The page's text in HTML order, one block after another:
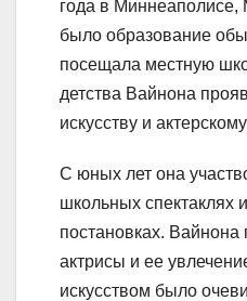
года в Миннеаполисе,
было образование
посещала местную
детства Вайнона
искусству и
C юных лет она
школьных спектаклях
постановках. Вайнона
актрисы и ее
искусством было